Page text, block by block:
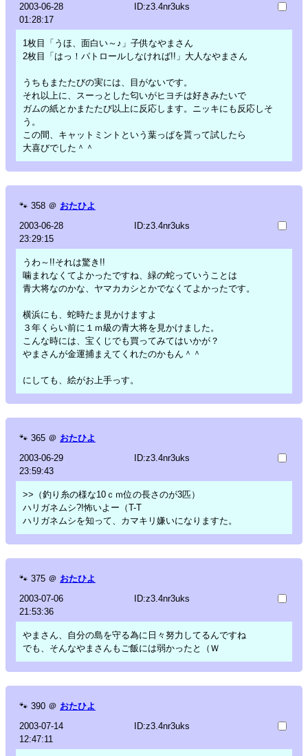
2003-06-28
01:28:17
ID:z3.4nr3uks
1枚目「うほ、面白い～♪」子供なやまさん
2枚目「はっ！パトロールしなければ!!」大人なやまさん
うちもまたたびの実には、目がないです。
それ以上に、スーっとした匂いがヒヨチは好きみたいで
ガムの紙とかまたたび以上に反応します。ニッキにも反応しそ
う。
この間、キャットミントという葉っぱを貰って試したら
大喜びでした＾＾
🐾 358 ＠ おたひよ
2003-06-28
23:29:15
ID:z3.4nr3uks
うわ～!!それは驚き!!
噛まれなくてよかったですね、緑の蛇っていうことは
青大将なのかな、ヤマカカシとかでなくてよかったです。
横浜にも、蛇時たま見かけますよ
３年くらい前に１ｍ級の青大将を見かけました。
こんな時には、宝くじでも買ってみてはいかが？
やまさんが金運捕まえてくれたのかもん＾＾
にしても、絵がお上手っす。
🐾 365 ＠ おたひよ
2003-06-29
23:59:43
ID:z3.4nr3uks
>>（釣り糸の様な10ｃｍ位の長さのが3匹）
ハリガネムシ?!怖いよー（T-T
ハリガネムシを知って、カマキリ嫌いになりますた。
🐾 375 ＠ おたひよ
2003-07-06
21:53:36
ID:z3.4nr3uks
やまさん、自分の島を守る為に日々努力してるんですね
でも、そんなやまさんもご飯には弱かったと（Ｗ
🐾 390 ＠ おたひよ
2003-07-14
12:47:11
ID:z3.4nr3uks